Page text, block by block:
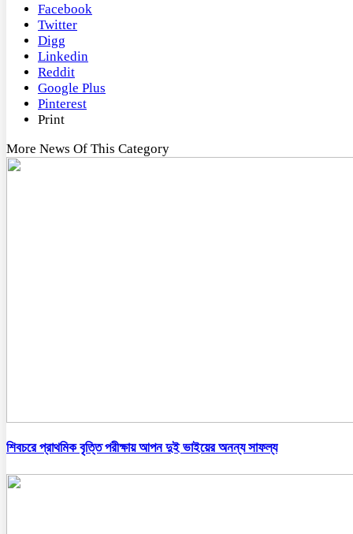
Facebook
Twitter
Digg
Linkedin
Reddit
Google Plus
Pinterest
Print
More News Of This Category
শিবচরে প্রাথমিক বৃত্তি পরীক্ষায় আপন দুই ভাইয়ের অনন্য সাফল্য